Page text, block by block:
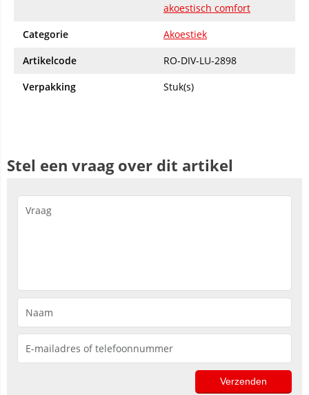
akoestisch comfort
Categorie
Akoestiek
Artikelcode
RO-DIV-LU-2898
Verpakking
Stuk(s)
Stel een vraag over dit artikel